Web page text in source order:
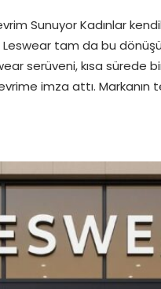
Sunuyor Kadınlar
tam da bu
serüveni, kısa sürede
imza attı. Markanın